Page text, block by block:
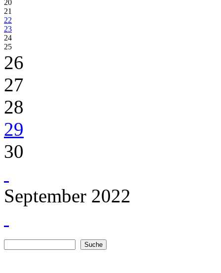
20
21
22
23
24
25
26
27
28
29
30
September 2022